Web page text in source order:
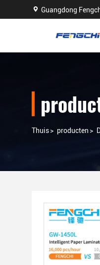
Guangdong
Thuis> producten >